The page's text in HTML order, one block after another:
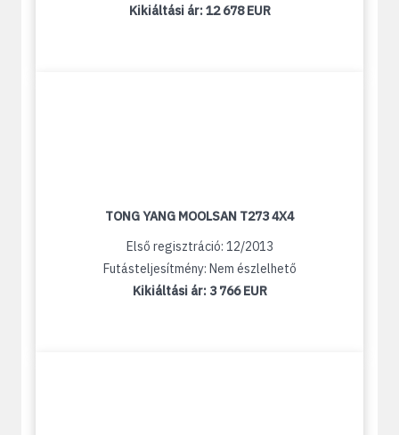
Kikiáltási ár:12 678 EUR
TONG YANG MOOLSAN T273 4X4
Első regisztráció: 12/2013
Futásteljesítmény: Nem észlelhető
Kikiáltási ár: 3 766 EUR